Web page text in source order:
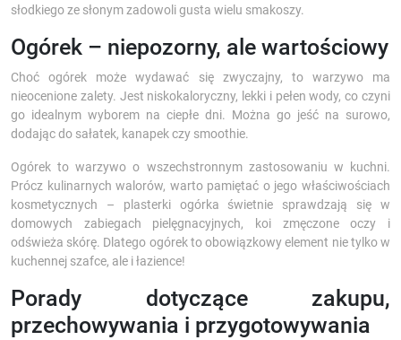
słodkiego ze słonym zadowoli gusta wielu smakoszy.
Ogórek – niepozorny, ale wartościowy
Choć ogórek może wydawać się zwyczajny, to warzywo ma
nieocenione zalety. Jest niskokaloryczny, lekki i pełen wody, co czyni
go idealnym wyborem na ciepłe dni. Można go jeść na surowo,
dodając do sałatek, kanapek czy smoothie.
Ogórek to warzywo o wszechstronnym zastosowaniu w kuchni.
Prócz kulinarnych walorów, warto pamiętać o jego właściwościach
kosmetycznych – plasterki ogórka świetnie sprawdzają się w
domowych zabiegach pielęgnacyjnych, koi zmęczone oczy i
odświeża skórę. Dlatego ogórek to obowiązkowy element nie tylko w
kuchennej szafce, ale i łazience!
Porady dotyczące zakupu,
przechowywania i przygotowywania